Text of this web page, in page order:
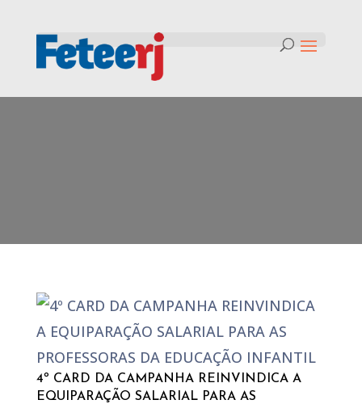
4º CARD DA CAMPANHA REINVINDICA A
EQUIPARAÇÃO SALARIAL PARA AS